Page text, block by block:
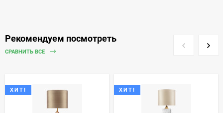
Рекомендуем посмотреть
СРАВНИТЬ ВСЕ
ХИТ! ХИТ!